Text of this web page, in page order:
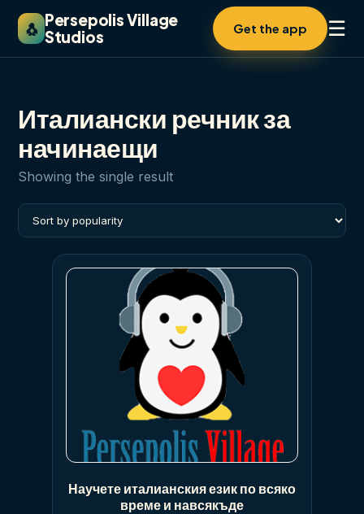
🐧 Persepolis Village
Studios
Get the app ☰
Италиански речник за
начинаещи
Showing the single result
Научете италианския език по всяко
време и навсякъде